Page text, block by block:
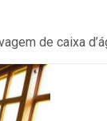
de caixa